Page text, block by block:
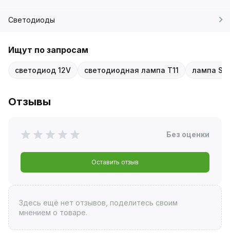
Светодиоды
Ищут по запросам
светодиод 12V светодиодная лампа T11 лампа
Отзывы
Без оценки
Оставить отзыв
Здесь ещё нет отзывов, поделитесь своим
мнением о товаре.